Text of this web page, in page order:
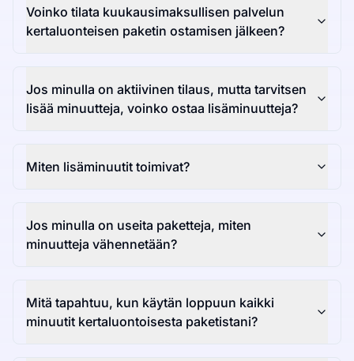
Voinko tilata kuukausimaksullisen palvelun
kertaluonteisen paketin ostamisen jälkeen?
Jos minulla on aktiivinen tilaus, mutta tarvitsen
lisää minuutteja, voinko ostaa lisäminuutteja?
Miten lisäminuutit toimivat?
Jos minulla on useita paketteja, miten
minuutteja vähennetään?
Mitä tapahtuu, kun käytän loppuun kaikki
minuutit kertaluontoisesta paketistani?